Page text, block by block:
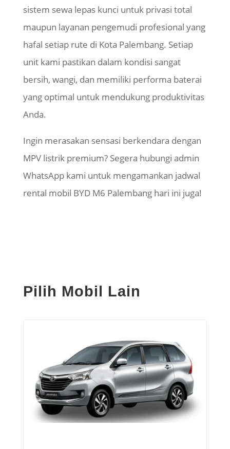
sistem sewa lepas kunci untuk privasi total
maupun layanan pengemudi profesional yang
hafal setiap rute di Kota Palembang. Setiap
unit kami pastikan dalam kondisi sangat
bersih, wangi, dan memiliki performa baterai
yang optimal untuk mendukung produktivitas
Anda.
Ingin merasakan sensasi berkendara dengan
MPV listrik premium? Segera hubungi admin
WhatsApp kami untuk mengamankan jadwal
rental mobil BYD M6 Palembang hari ini juga!
Pilih Mobil Lain